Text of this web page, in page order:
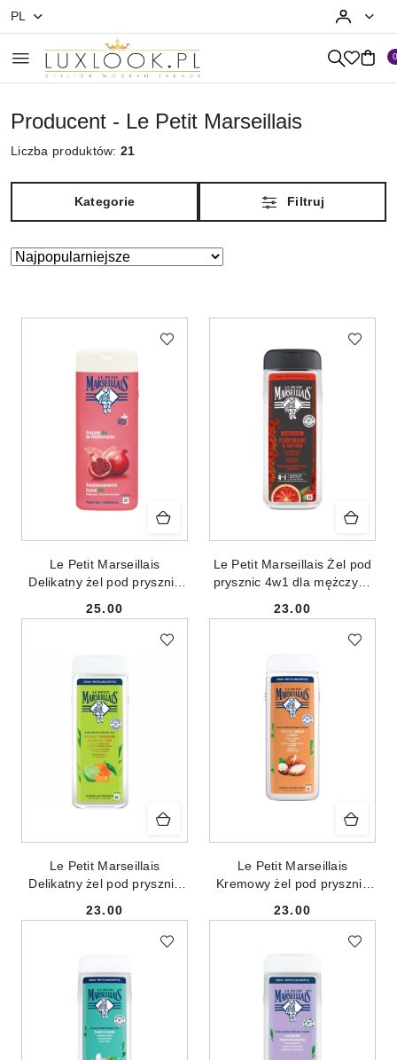
Przejdź do treści głównej
Przejdź do wyszukiwarki
Przejdź do moje konto
Przejdź do menu głównego
Przejdź do stopki
0
PL
Producent - Le Petit Marseillais
Liczba produktów:21
Kategorie Filtruj
Zastosowano
Sortuj
Le Petit Marseillais
Delikatny żel pod prysznic
400mlCena:
25.00
Le Petit Marseillais Żel pod
prysznic 4w1 dla mężczyzn
Szafran 400ml
Cena:
23.00
Le Petit Marseillais
Delikatny żel pod prysznic
Bio 400ml
Cena:
23.00
Le Petit Marseillais
Kremowy żel pod prysznic
400mlCena:
23.00